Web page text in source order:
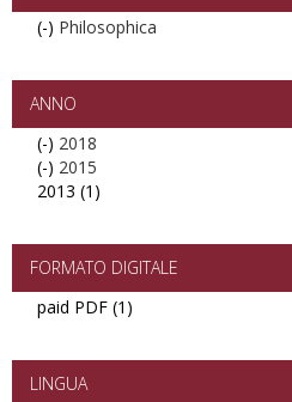
(-) Remove
filter
Philosophica
ANNO
(-) Remove
2018
filter
2018
(-) Remove
2015
2015
2013 (1)
filter
FORMATO DIGITALE
paid PDF (1)
PDF
LINGUA